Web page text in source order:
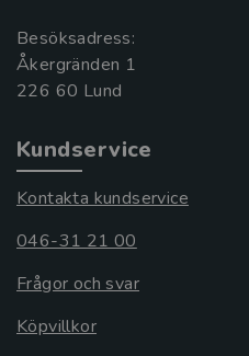
Besöksadress:
Åkergränden 1
Kundservice
Kontakta kundservice
046-31 21 00
Frågor och svar
Köpvillkor